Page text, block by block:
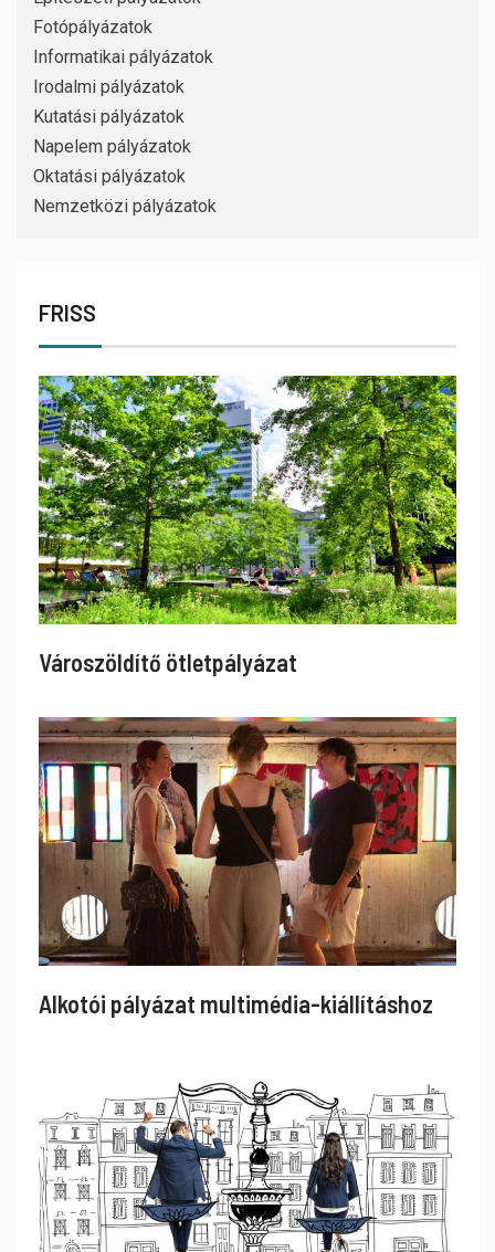
Fotópályázatok
Informatikai pályázatok
Irodalmi pályázatok
Kutatási pályázatok
Napelem pályázatok
Oktatási pályázatok
Nemzetközi pályázatok
FRISS
Városzöldítő ötletpályázat
Alkotói pályázat multimédia-kiállításhoz